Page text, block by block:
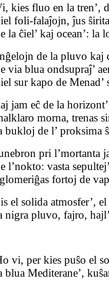
kies fluo en la tren’,
foli‑falaĵojn, ĵus
la ĉiel’ kaj ocean’: la
de la pluvo kaj
via blua ondsupraĵ’
sur kapo de
jam eĉ de la
morna, trenas
bukloj de l’ proksima
pri l’mortanta
l’nokto: vasta
fortoj de
el solida atmosfer’,
nigra pluvo, fajro,
vi, per kies puŝo el
blua Mediterane’,